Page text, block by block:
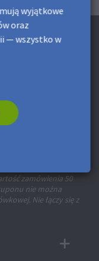
wyjątkowe
oraz
— wszystko w
projektowych.
zamówienia 50
nie można
Nie łączy się z